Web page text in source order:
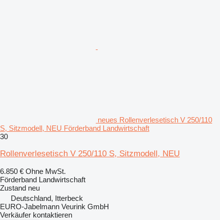
neues Rollenverlesetisch V 250/110
S, Sitzmodell, NEU Förderband Landwirtschaft
30
Rollenverlesetisch V 250/110 S, Sitzmodell, NEU
6.850 € Ohne MwSt.
Förderband Landwirtschaft
Zustand neu
Deutschland, Itterbeck
EURO-Jabelmann Veurink GmbH
Verkäufer kontaktieren